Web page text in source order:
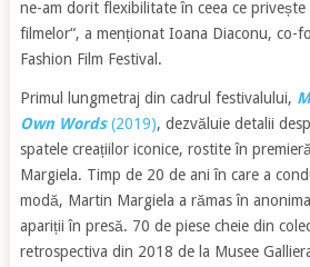
ne-am dorit flexibilitate în ceea ce
filmelor“, a menționat Ioana Diaconu, co-
Fashion Film Festival.
Primul lungmetraj din cadrul festivalului,
Own Words(2019), dezvăluie detalii
spatele creațiilor iconice, rostite în
Margiela. Timp de 20 de ani în care a
modă, Martin Margiela a rămas în
apariții în presă. 70 de piese cheie din
retrospectiva din 2018 de la Musee